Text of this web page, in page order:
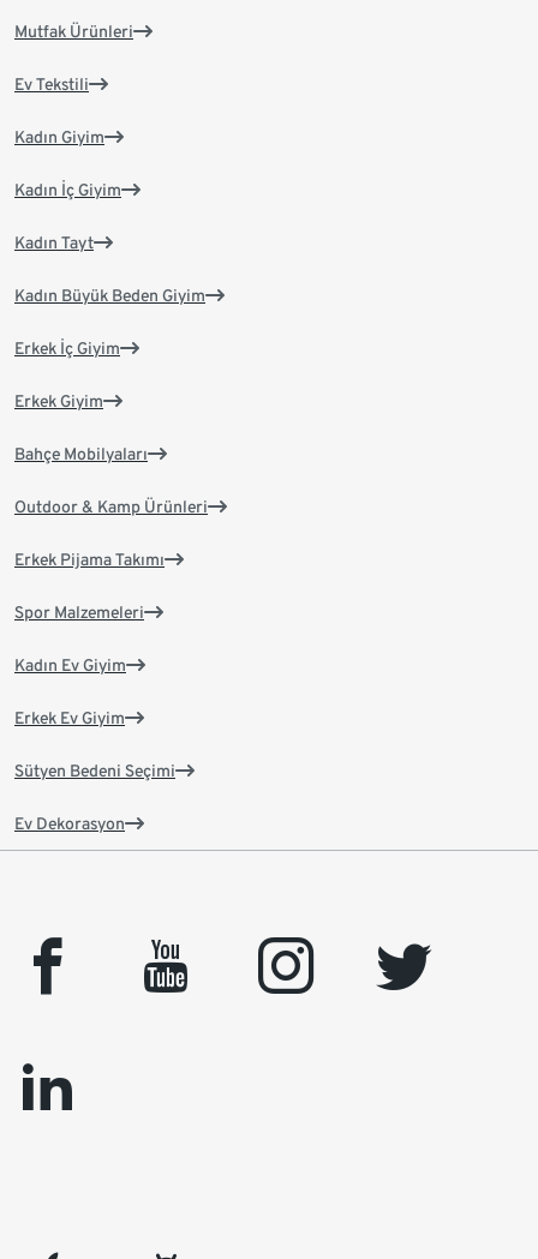
Mutfak Ürünleri
Ev Tekstili
Kadın Giyim
Kadın İç Giyim
Kadın Tayt
Kadın Büyük Beden Giyim
Erkek İç Giyim
Erkek Giyim
Bahçe Mobilyaları
Outdoor & Kamp Ürünleri
Erkek Pijama Takımı
Spor Malzemeleri
Kadın Ev Giyim
Erkek Ev Giyim
Sütyen Bedeni Seçimi
Ev Dekorasyon
facebook youtube instagram
twitter
linkedin